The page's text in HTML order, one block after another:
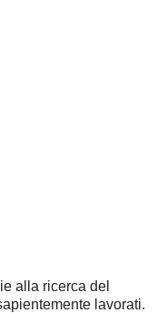
alla ricerca del
lavorati.